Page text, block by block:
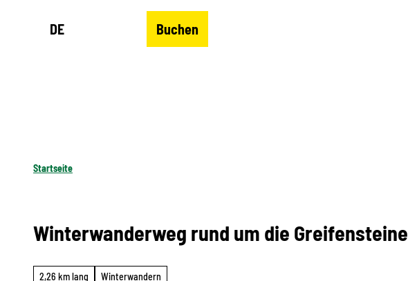
DE Buchen
Startseite
Winterwanderweg rund um die Greifensteine
2,26 km lang Winterwandern